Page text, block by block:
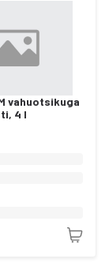
vahuotsikuga
4 l